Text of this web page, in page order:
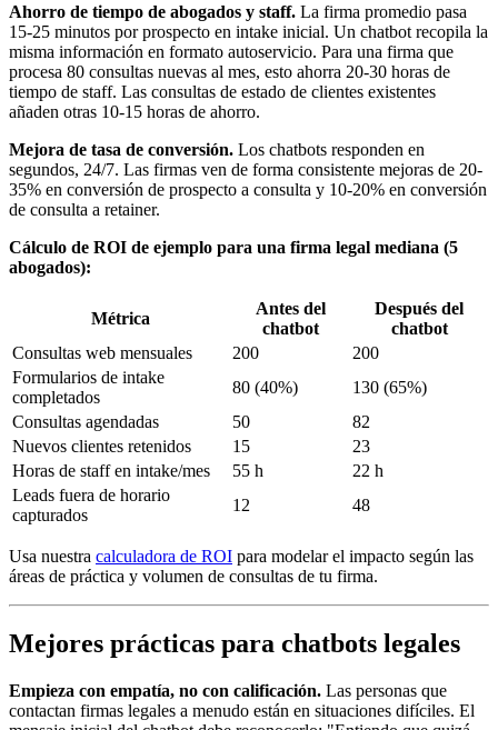
Ahorro de tiempo de abogados y staff. La firma promedio pasa
15-25 minutos por prospecto en intake inicial. Un chatbot recopila la
misma información en formato autoservicio. Para una firma que
procesa 80 consultas nuevas al mes, esto ahorra 20-30 horas de
tiempo de staff. Las consultas de estado de clientes existentes
añaden otras 10-15 horas de ahorro.
Mejora de tasa de conversión. Los chatbots responden en
segundos, 24/7. Las firmas ven de forma consistente mejoras de 20-
35% en conversión de prospecto a consulta y 10-20% en conversión
de consulta a retainer.
Cálculo de ROI de ejemplo para una firma legal mediana (5
abogados):
Métrica
Antes del
chatbot
Después del
chatbot
Consultas web mensuales
200
200
Formularios de intake
completados
80 (40%)
130 (65%)
Consultas agendadas
50
82
Nuevos clientes retenidos
15
23
Horas de staff en intake/mes
55 h
22 h
Leads fuera de horario
capturados
12 48
Usa nuestra calculadora de ROI para modelar el impacto según las
áreas de práctica y volumen de consultas de tu firma.
Mejores prácticas para chatbots legales
Empieza con empatía, no con calificación. Las personas que
contactan firmas legales a menudo están en situaciones difíciles. El